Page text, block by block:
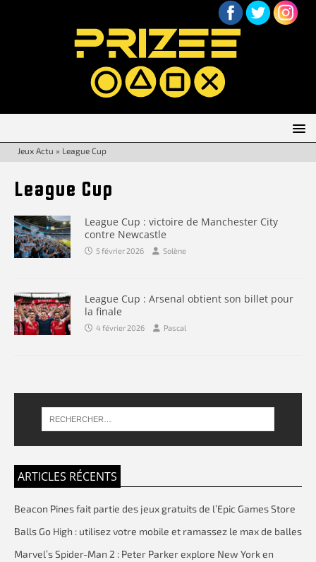
Jeux Actu » League Cup
League Cup
League Cup : victoire de Manchester City
contre Newcastle
5 février 2026 Solène
League Cup : Arsenal obtient son billet pour
la finale
4 février 2026 Pascal
ARTICLES RÉCENTS
Beacon Pines fait partie des jeux gratuits de l’Epic Games Store
Balls Go High : utilisez votre mobile et ramassez le max de balles
Marvel’s Spider-Man 2 : Peter Parker explore New York en